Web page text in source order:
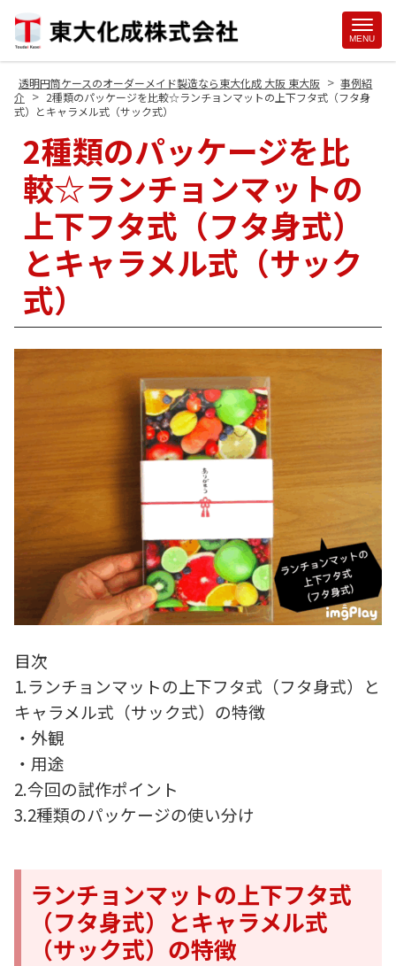
MENU
透明円筒ケースのオーダーメイド製造なら東大化成 大阪 東大阪 > 事例紹
介 > 2種類のパッケージを比較☆ランチョンマットの上下フタ式（フタ身
式）とキャラメル式（サック式）
2種類のパッケージを比
較☆ランチョンマットの
上下フタ式（フタ身式）
とキャラメル式（サック
式）
目次
1.ランチョンマットの上下フタ式（フタ身式）と
キャラメル式（サック式）の特徴
・外観
・用途
2.今回の試作ポイント
3.2種類のパッケージの使い分け
ランチョンマットの上下フタ式
（フタ身式）とキャラメル式
（サック式）の特徴
Site
Footer